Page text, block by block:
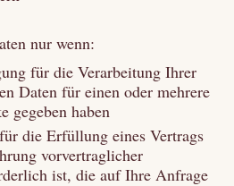
nur wenn:
für die Verarbeitung Ihrer
Daten für einen oder mehrere
gegeben haben
die Erfüllung eines Vertrags
vorvertraglicher
ist, die auf Ihre Anfrage